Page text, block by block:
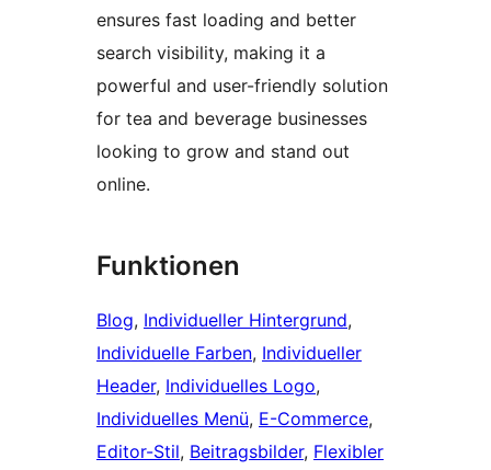
ensures fast loading and better
search visibility, making it a
powerful and user-friendly solution
for tea and beverage businesses
looking to grow and stand out
online.
Funktionen
Blog, Individueller Hintergrund
Individuelle Farben, Individueller
Header, Individuelles Logo
Individuelles Menü, E-Commerce
Editor-Stil, Beitragsbilder, Flexibler